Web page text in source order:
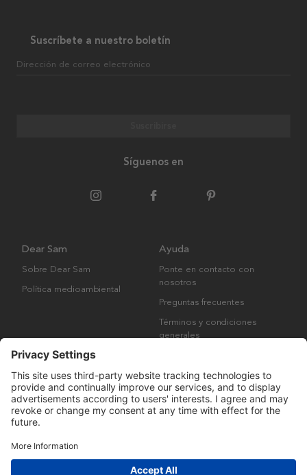
Suscríbete a nuestro boletín
Dirección de correo electrónico
Síguenos en
Dear Sam
Sobre Dear Sam
Política medioambiental
Ayuda
Ponte en contacto con
nosotros
Preguntas frecuentes
Términos y condiciones
generales
Derechos de autor © Many Brands AB 2023. Todos los derechos